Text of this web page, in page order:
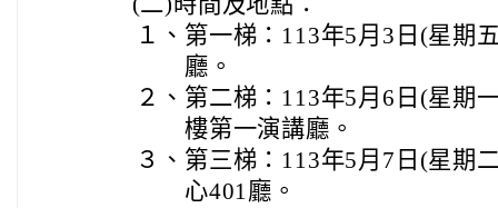
１、 第一梯：113年5月3日(星期
廳。
２、 第二梯：113年5月6日(星期
樓第一演講廳。
３、 第三梯：113年5月7日(星期
心401廳。